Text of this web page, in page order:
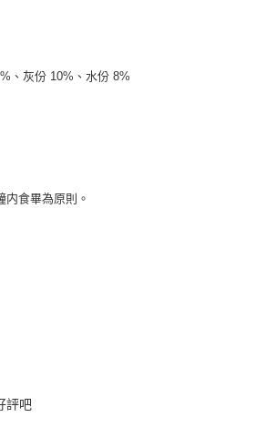
、灰份 10%、水份 8%
内食畢為原則。
評吧